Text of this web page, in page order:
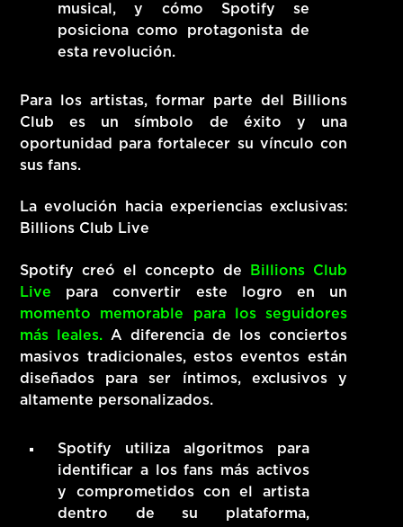
musical, y cómo Spotify se
posiciona como protagonista de
esta revolución.
Para los artistas, formar parte del Billions
Club es un símbolo de éxito y una
oportunidad para fortalecer su vínculo con
sus fans.
La evolución hacia experiencias exclusivas:
Billions Club Live
Spotify creó el concepto de
Billions Club
Live para convertir este logro en un
momento memorable para los seguidores
más leales.
A diferencia de los conciertos
masivos tradicionales, estos eventos están
diseñados para ser íntimos, exclusivos y
altamente personalizados.
Spotify utiliza algoritmos para
identificar a los fans más activos
y comprometidos con el artista
dentro de su plataforma,